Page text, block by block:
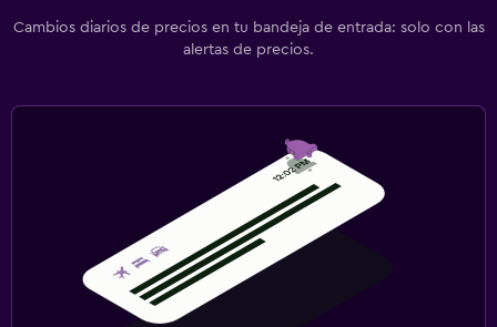
Cambios diarios de precios en tu bandeja de entrada: solo con las
alertas de precios.